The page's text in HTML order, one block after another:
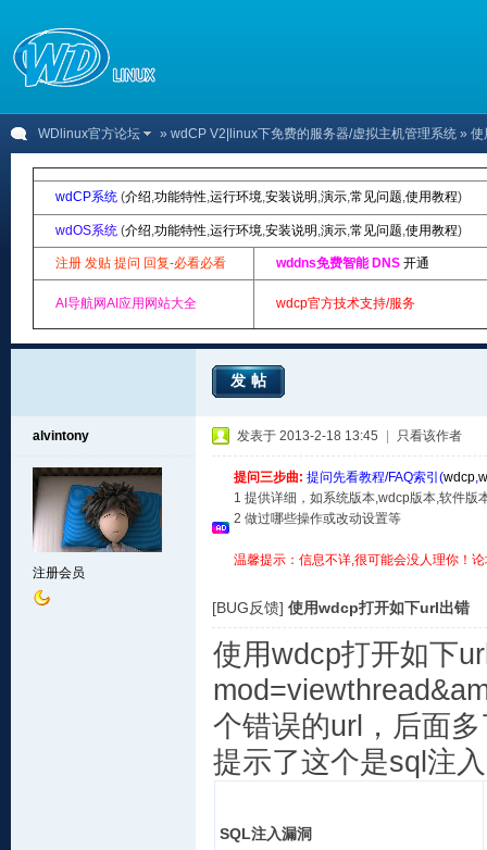
WDlinux官方论坛 » wdCP V2|linux下免费的服务器/虚拟主机管理系统 » 使
wdCP系统 (介绍,功能特性,运行环境,安装说明 ,演示,常见问题,使用教程)
wdOS系统 (介绍,功能特性,运行环境,安装说明 ,演示,常见问题,使用教程)
注册 发贴 提问 回复-必看必看 wddns免费智能 DNS 开通
AI导航网AI应用网站大全 wdcp官方技术支持/服务
发帖
alvintony
注册会员
发表于 2013-2-18 13:45 只看该作者
提问三步曲: 提问先看教程/FAQ索引(wdcp,
1 提供详细，如系统版本,wdcp版本,软件版
2 做过哪些操作或改动设置等
温馨提示：信息不详,很可能会没人理你！
[BUG反馈] 使用wdcp打开如下url出错
使用wdcp打开如下
个错误的url，后面
提示了这个是sql注
SQL注入漏洞